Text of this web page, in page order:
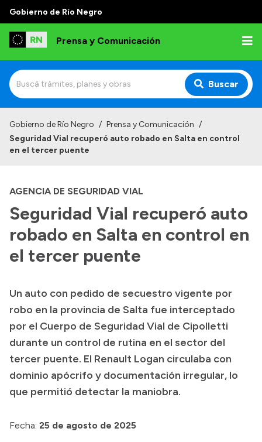
Gobierno de Río Negro
Prensa y Comunicación
Buscar
Institucional
Referentes de prensa
Archivo de noticias
Transparencia
Boletín Oficial
Compras y licitaciones
Consulta de expedientes
Consulta de pago a proveedores
Convocatorias
Intranet
Gobierno de Río Negro / Prensa y Comunicación /
Seguridad Vial recuperó auto robado en Salta en control
en el tercer puente
AGENCIA DE SEGURIDAD VIAL
Seguridad Vial recuperó auto
robado en Salta en control en
el tercer puente
Un auto con pedido de secuestro vigente por
robo en la provincia de Salta fue interceptado
por el Cuerpo de Seguridad Vial de Cipolletti
durante un control de rutina en el sector del
tercer puente. El Renault Logan circulaba con
dominio apócrifo y documentación irregular, lo
que permitió detectar la maniobra.
Fecha: 25 de agosto de 2025